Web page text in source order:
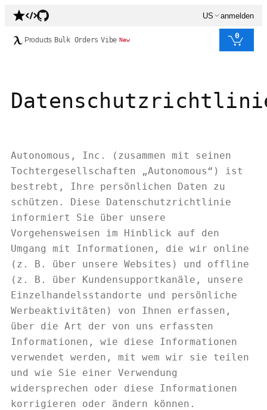
US anmelden
Products Bulk Orders Vibe New 0
Autonomous, Inc. (zusammen mit seinen
Tochtergesellschaften „Autonomous“) ist
bestrebt, Ihre persönlichen Daten zu
schützen. Diese Datenschutzrichtlinie
informiert Sie über unsere
Vorgehensweisen im Hinblick auf den
Umgang mit Informationen, die wir online
(z. B. über unsere Websites) und offline
(z. B. über Kundensupportkanäle, unsere
Einzelhandelsstandorte und persönliche
Werbeaktivitäten) von Ihnen erfassen,
über die Art der von uns erfassten
Informationen, wie diese Informationen
verwendet werden, mit wem wir sie teilen
und wie Sie einer Verwendung
widersprechen oder diese Informationen
korrigieren oder ändern können.